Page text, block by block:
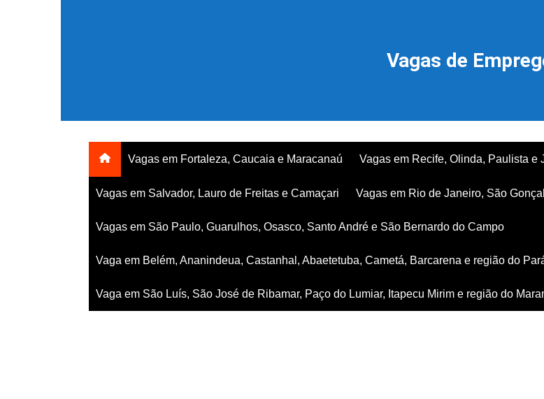
Vagas de
Vagas em Fortaleza, Caucaia e Maracanaú Vagas em Recife, Olinda, Paulista e
Vagas em Salvador, Lauro de Freitas e Camaçari Vagas em Rio de Janeiro, São
Vagas em São Paulo, Guarulhos, Osasco, Santo André e São Bernardo do Campo
Vaga em Belém, Ananindeua, Castanhal, Abaetetuba, Cametá, Barcarena e região do
Vaga em São Luís, São José de Ribamar, Paço do Lumiar, Itapecu Mirim e região do